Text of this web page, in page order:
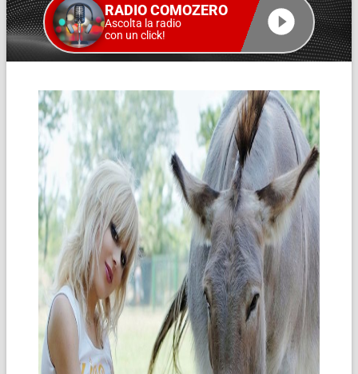
RADIO COMOZERO
Ascolta la radio
con un click!